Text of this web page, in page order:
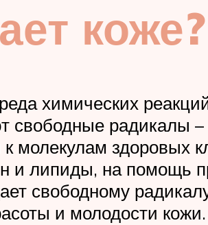
коже?
химических
свободные радикалы
здоровых
и липиды, на помощь
свободному
и молодости кожи.